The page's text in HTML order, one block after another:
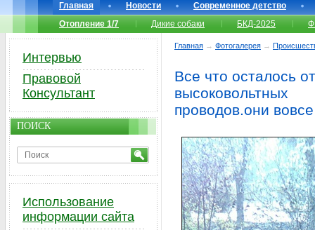
Главная Новости
Современное детство
Отопление 1/7
Дикие собаки БКД-2025
Главная → Фотогалерея →
Все что осталось от
высоковольтных
проводов.они
Интервью
Правовой
Консультант
ПОИСК
Использование
информации сайта